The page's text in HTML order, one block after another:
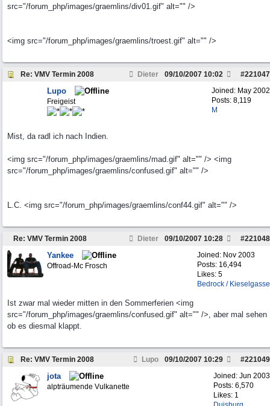
src="/forum_php/images/graemlins/div01.gif" alt="" />
<img src="/forum_php/images/graemlins/troest.gif" alt="" />
Re: VMV Termin 2008 Dieter #221047
09/10/2007 10:02
Joined: May 2002
Posts: 8,119
M
Lupo
Freigeist
Mist, da radl ich nach Indien.
<img src="/forum_php/images/graemlins/mad.gif" alt="" /> <img
src="/forum_php/images/graemlins/confused.gif" alt="" />
L.C. <img src="/forum_php/images/graemlins/conf44.gif" alt="" />
Re: VMV Termin 2008 Dieter #221048
09/10/2007 10:28
Joined: Nov 2003
Posts: 16,494
Likes: 5
Bedrock / Kieselgasse
Yankee
Offroad-Mc Frosch
Ist zwar mal wieder mitten in den Sommerferien <img
src="/forum_php/images/graemlins/confused.gif" alt="" />, aber mal sehen
ob es diesmal klappt.
Re: VMV Termin 2008 Lupo #221049
09/10/2007 10:29
Joined: Jun 2003
Posts: 6,570
Likes: 1
jota
alpträumende Vulkanette